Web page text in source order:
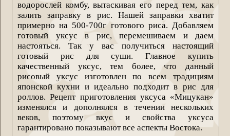
водорослей комбу, вытаскивая его перед тем, как
залить заправку в рис. Нашей заправки хватит
примерно на 500-700г готового риса. Добавляем
готовый уксус в рис, перемешиваем и даем
настояться. Так у вас получиться настоящий
готовый рис для суши. Главное купить
качественный уксус, тем более, что данный
рисовый уксус изготовлен по всем традициям
японской кухни и идеально подходит в рис для
роллов. Рецепт приготовления уксуса «Мицукан»
изменялся и дополнялся в течении нескольких
веков, поэтому вкус и свойства уксуса
гарантировано показывают все аспекты Востока.